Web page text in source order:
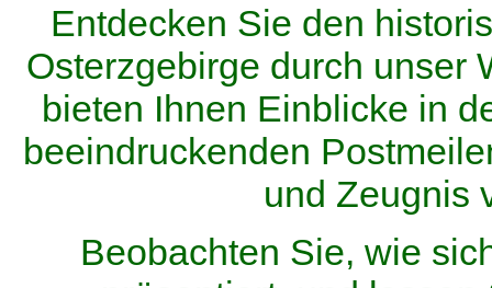
Entdecken Sie den
Osterzgebirge durch unser
bieten Ihnen Einblicke in
beeindruckenden
und Zeugnis
Beobachten Sie, wie